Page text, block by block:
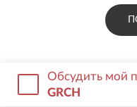
Обсудить мой
GRCH